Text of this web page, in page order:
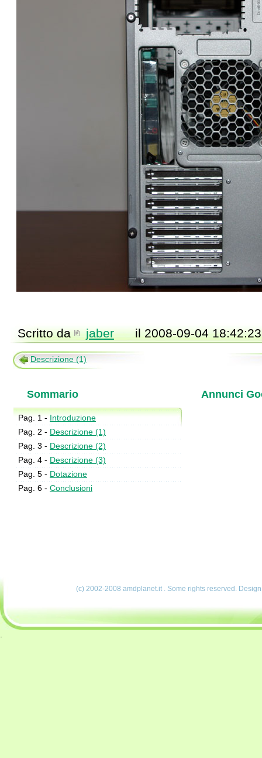
Scritto da jaber il 2008-09-04
Descrizione (1)
Sommario
Pag. 1 - Introduzione
Pag. 2 - Descrizione (1)
Pag. 3 - Descrizione (2)
Pag. 4 - Descrizione (3)
Pag. 5 - Dotazione
Pag. 6 - Conclusioni
Annunci
(c) 2002-2008 amdplanet.it . Some rights reserved.